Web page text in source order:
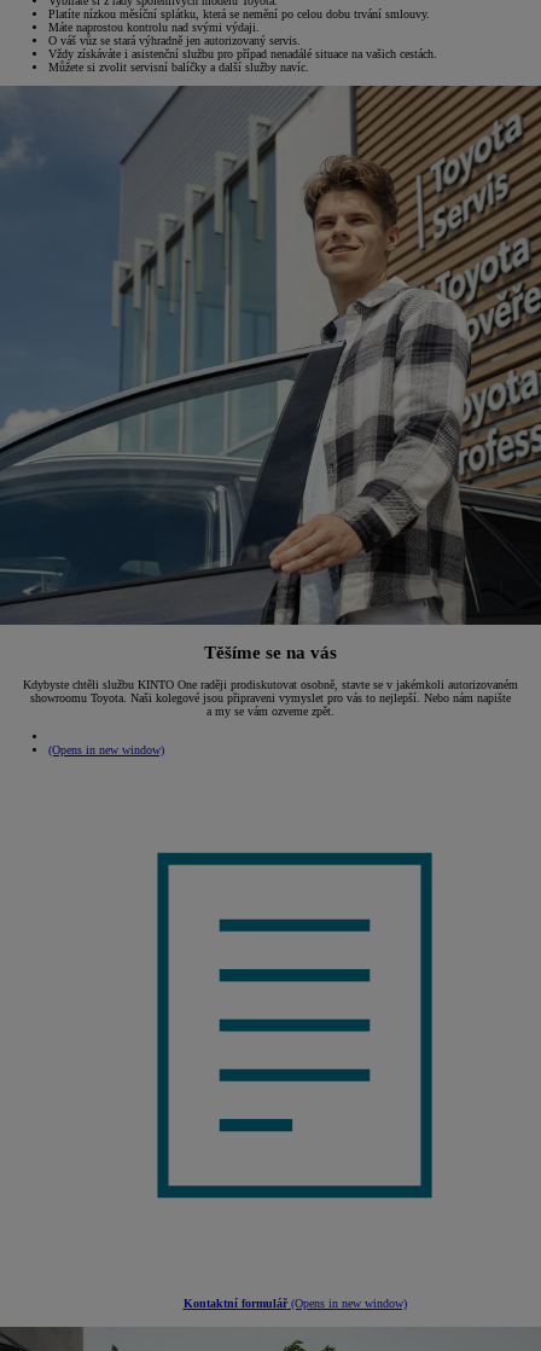
Platíte nízkou měsíční splátku, která se nemění po celou dobu trvání smlouvy.
Máte naprostou kontrolu nad svými výdaji.
O váš vůz se stará výhradně jen autorizovaný servis.
Vždy získáváte i asistenční službu pro případ nenadálé situace na vašich cestách.
Můžete si zvolit servisní balíčky a další služby navíc.
Těšíme se na vás
Kdybyste chtěli službu KINTO One raději prodiskutovat osobně, stavte se v jakémkoli autorizovaném
showroomu Toyota. Naši kolegové jsou připraveni vymyslet pro vás to nejlepší. Nebo nám napište
a my se vám ozveme zpět.
(Opens in new window)
Kontaktní formulář(Opens in new window)